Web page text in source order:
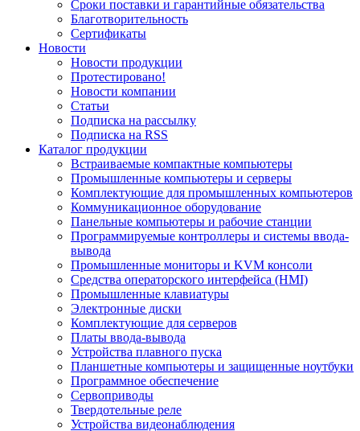
Сроки поставки и гарантийные обязательства
Благотворительность
Сертификаты
Новости
Новости продукции
Протестировано!
Новости компании
Статьи
Подписка на рассылку
Подписка на RSS
Каталог продукции
Встраиваемые компактные компьютеры
Промышленные компьютеры и серверы
Комплектующие для промышленных компьютеров
Коммуникационное оборудование
Панельные компьютеры и рабочие станции
Программируемые контроллеры и системы ввода-
вывода
Промышленные мониторы и KVM консоли
Средства операторского интерфейса (HMI)
Промышленные клавиатуры
Электронные диски
Комплектующие для серверов
Платы ввода-вывода
Устройства плавного пуска
Планшетные компьютеры и защищенные ноутбуки
Программное обеспечение
Сервоприводы
Твердотельные реле
Устройства видеонаблюдения